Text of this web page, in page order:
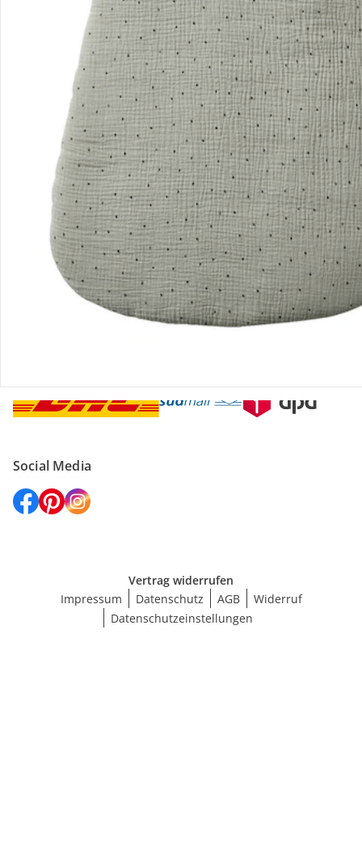
Unternehmen
Sicher & flexibel bezahlen
Sicher einkaufen
Social Media
Vertrag widerrufen
Impressum
Datenschutz AGB
Widerruf
Datenschutzeinstellungen